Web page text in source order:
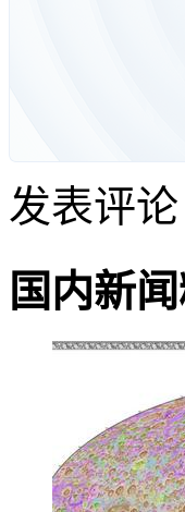
发表评论
国内新闻